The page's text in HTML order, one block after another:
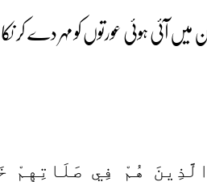
آئی ہوئی عورتوں کو مہر دے